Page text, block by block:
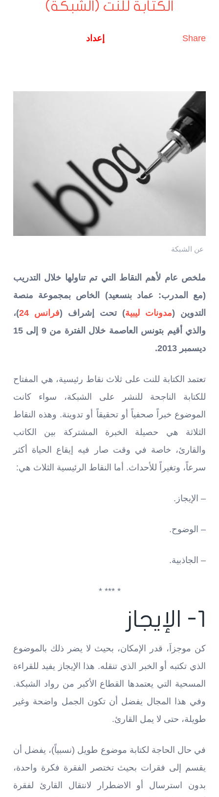
الكتابة للنت (الشبكة)
Share إعداد
عن الشبكة
ملخص عام لأهم النقاط التي تم تناولها خلال التدريب
(مع المدرب: عماد بنسعيد) الخاص بمجموعة منصة
التدوين (مدونات ليبية) تحت إشراف (فرانس 24
)،
والذي أقيم بتونس العاصمة خلال الفترة من 9 إلى 15
ديسمبر 2013.
تعتمد الكتابة للنت على ثلاث نقاط رئيسية، هي المفتاح
للكتابة الناجحة للنشر على الشبكة، سواء كانت
الموضوع خبراً صحفياً أو تحقيقاً أو تدوينة. وهذه النقاط
الثلاثة هي حصيلة الخبرة المشتركة بين الكاتب
والقارئ، خاصة في وقت صار فيه إيقاع الحياة أكثر
سرعاً، وتغيراً للأحداث. أما النقاط الرئيسية الثلاث هي:
– الإيجاز.
– الوضوح.
– الجاذبية.
* *** *
1- الإيجاز
كن موجزاَ، قدر الإمكان، بحيث لا يضر ذلك بالموضوع
الذي تكتبه أو الخبر الذي تنقله. هذا الإيجاز يفيد للقراءة
المسحية التي يعتمدها القطاع الأكبر من رواد الشبكة.
وفي هذا المجال يفضل أن تكون الجمل واضحة وغير
طويلة، حتى لا يمل القارئ.
في حال الحاجة لكتابة موضوع طويل (نسبياً)، يفضل أن
يقسم إلى فقرات بحيث تختصر الفقرة فكرة واحدة،
بدون استرسال أو الاضطرار لانتقال القارئ لفقرة